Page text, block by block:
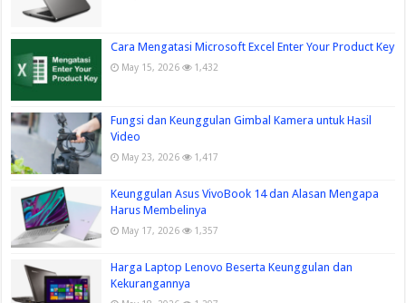
Cara Mengatasi Microsoft Excel Enter Your Product Key
May 15, 2026 1,432
Fungsi dan Keunggulan Gimbal Kamera untuk Hasil
Video
May 23, 2026 1,417
Keunggulan Asus VivoBook 14 dan Alasan Mengapa
Harus Membelinya
May 17, 2026 1,357
Harga Laptop Lenovo Beserta Keunggulan dan
Kekurangannya